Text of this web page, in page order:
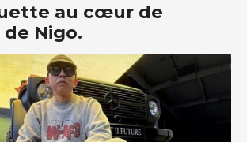
au cœur de
Nigo.